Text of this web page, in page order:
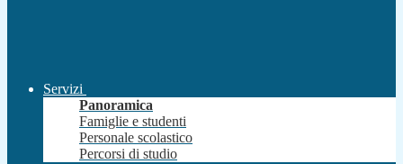
Servizi
Panoramica
Famiglie e studenti
Personale scolastico
Percorsi di studio